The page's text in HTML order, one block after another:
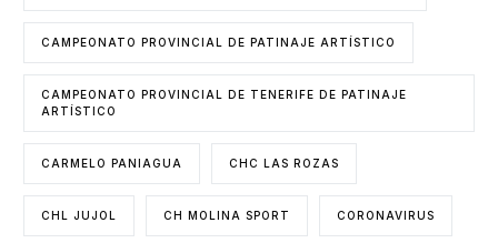
CAMPEONATO PROVINCIAL DE PATINAJE ARTÍSTICO
CAMPEONATO PROVINCIAL DE TENERIFE DE PATINAJE
ARTÍSTICO
CARMELO PANIAGUA CHC LAS ROZAS
CHL JUJOL CH MOLINA SPORT CORONAVIRUS